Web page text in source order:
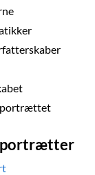
portrættet
portrætter